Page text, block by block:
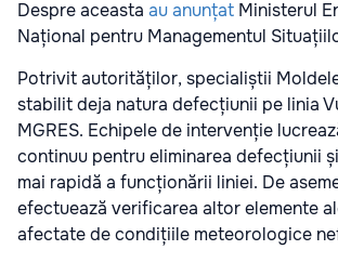
Despre aceasta au anunțat Ministerul
Național pentru Managementul
Potrivit autorităților, specialiștii
stabilit deja natura defecțiunii pe linia
MGRES. Echipele de intervenție
continuu pentru eliminarea defecțiunii
mai rapidă a funcționării liniei. De
efectuează verificarea altor elemente
afectate de condițiile meteorologice